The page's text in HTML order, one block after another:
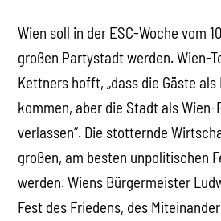
Wien soll in der ESC-Woche vom
großen Partystadt werden. Wien-
Kettners hofft, „dass die Gäste als
kommen, aber die Stadt als Wien-
verlassen“. Die stotternde
großen, am besten unpolitischen
werden. Wiens Bürgermeister
Fest des Friedens, des